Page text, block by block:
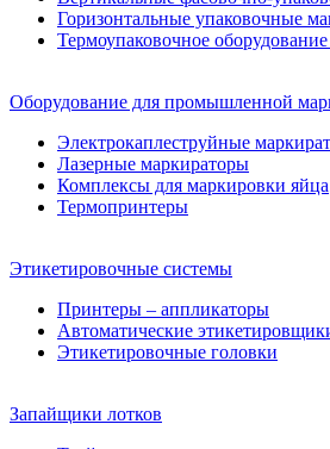
Горизонтальные упаковочные
Термоупаковочное
Оборудование для промышленной
Электрокаплеструйные
Лазерные маркираторы
Комплексы для маркировки яйца
Термопринтеры
Этикетировочные системы
Принтеры – аппликаторы
Автоматические
Этикетировочные головки
Запайщики лотков